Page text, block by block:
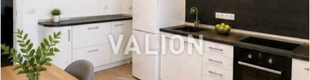
Поручи супермаркеты, гимназии, детские садочки, Метро, ​​
Епицентр, магазины, рестораны,кафе. Порядок гарні озера со
спортивными майданчиками, бесідками для отдыха Цена 71000
у.е , 066 676 22 40 Елена, Valion/ 1152090